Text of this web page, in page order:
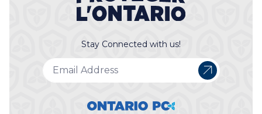
Stay Connected with us!